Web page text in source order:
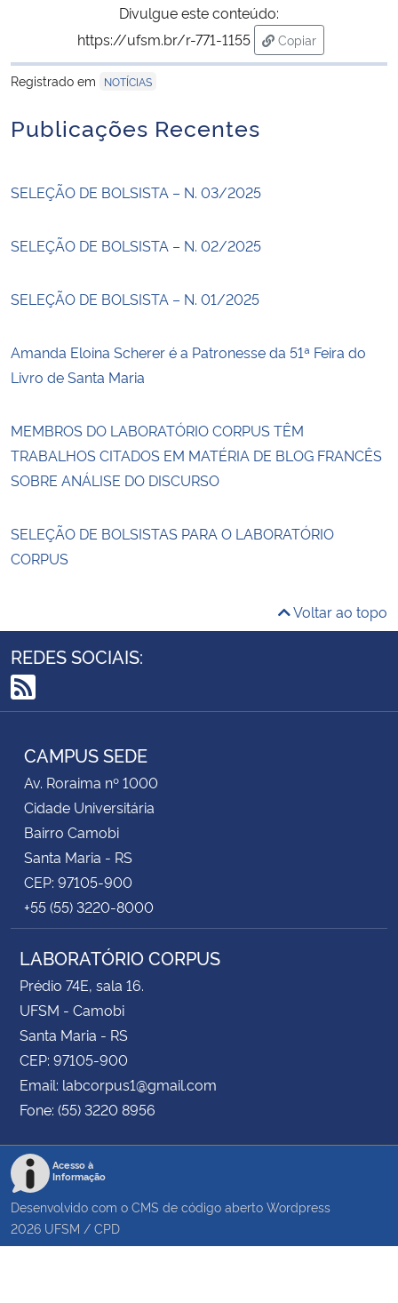
Divulgue este conteúdo:
https://ufsm.br/r-771-1155
Copiar
para área de
Registrado em
NOTÍCIAS
Publicações Recentes
SELEÇÃO DE BOLSISTA – N. 03/2025
SELEÇÃO DE BOLSISTA – N. 02/2025
SELEÇÃO DE BOLSISTA – N. 01/2025
Amanda Eloina Scherer é a Patronesse da 51ª Feira do
Livro de Santa Maria
MEMBROS DO LABORATÓRIO CORPUS TÊM
TRABALHOS CITADOS EM MATÉRIA DE BLOG FRANCÊS
SOBRE ANÁLISE DO DISCURSO
SELEÇÃO DE BOLSISTAS PARA O LABORATÓRIO
CORPUS
Voltar ao topo
REDES SOCIAIS:
RSS
CAMPUS SEDE
Av. Roraima nº 1000
Cidade Universitária
Bairro Camobi
Santa Maria - RS
CEP: 97105-900
+55 (55) 3220-8000
LABORATÓRIO CORPUS
Prédio 74E, sala 16.
UFSM - Camobi
Santa Maria - RS
CEP: 97105-900
Email: labcorpus1@gmail.com
Fone: (55) 3220 8956
Acesso à
Informação
Desenvolvido com o CMS de código aberto Wordpress
2026 UFSM / CPD